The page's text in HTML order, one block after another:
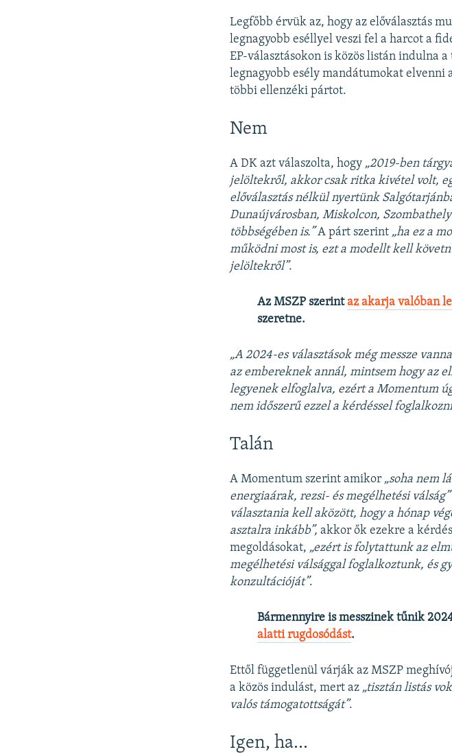
Legfőbb érvük az, hogy az előválasztás
legnagyobb eséllyel veszi fel a harcot a
EP-választásokon is közös listán indulna
legnagyobb esély mandátumokat elvenni
többi ellenzéki pártot.
Nem
A DK azt válaszolta, hogy „2019-ben
jelöltekről, akkor csak ritka kivétel volt,
előválasztás nélkül nyertünk
Dunaújvárosban, Miskolcon,
többségében is.”A párt szerint „ha ez a
működni most is, ezt a modellt kell
jelöltekről”.
Az MSZP szerintaz akarja valóban
szeretne.
„A 2024-es választások még messze
az embereknek annál, mintsem hogy az
legyenek elfoglalva, ezért a Momentum
nem időszerű ezzel a kérdéssel
Talán
A Momentum szerint amikor „soha nem
energiaárak, rezsi- és megélhetési
választania kell aközött, hogy a hónap
asztalra inkább”, akkor ők ezekre a
megoldásokat, „ezért is folytattunk az
megélhetési válsággal foglalkoztunk, és
konzultációját”.
Bármennyire is messzinek tűnik
alatti rugdosódást.
Ettől függetlenül várják az MSZP
a közös indulást, mert az „tisztán listás
valós támogatottságát”.
Igen, ha…